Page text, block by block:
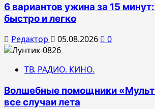
6 вариантов ужина за 15
быстро и легко
Редактор 05.08.2026 0
ТВ. РАДИО. КИНО.
Волшебные помощники
все случаи лета